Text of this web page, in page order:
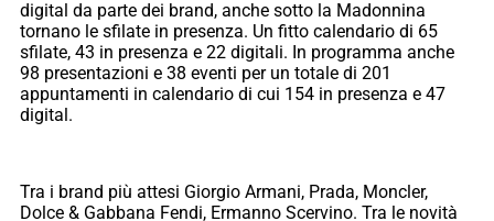
digital da parte dei brand, anche sotto la Madonnina
tornano le sfilate in presenza. Un fitto calendario di 65
sfilate, 43 in presenza e 22 digitali. In programma anche
98 presentazioni e 38 eventi per un totale di 201
appuntamenti in calendario di cui 154 in presenza e 47
digital.
Tra i brand più attesi Giorgio Armani, Prada, Moncler,
Dolce & Gabbana Fendi, Ermanno Scervino. Tra le novità